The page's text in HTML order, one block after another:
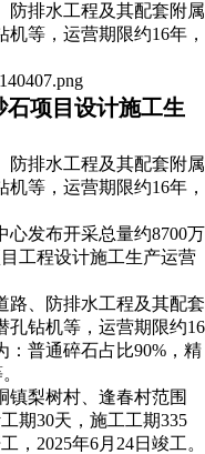
防排水工程及其配套附属
等，运营期限约16年，
石项目设计施工生
防排水工程及其配套附属
等，运营期限约16年，
发布开采总量约8700万
工程设计施工生产运营
路、防排水工程及其配套
孔钻机等，运营期限约16
：普通碎石占比90%，精
镇梨树村、逢春村范围
期30天，施工工期335
，2025年6月24日竣工。